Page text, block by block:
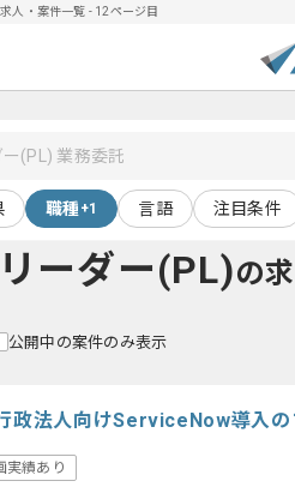
人・案件一覧 - 12ページ目
職種 +1 言語 注目条件
ーダー(PL)の
公開中の案件のみ表示
政法人向けServiceNow導入
実績あり